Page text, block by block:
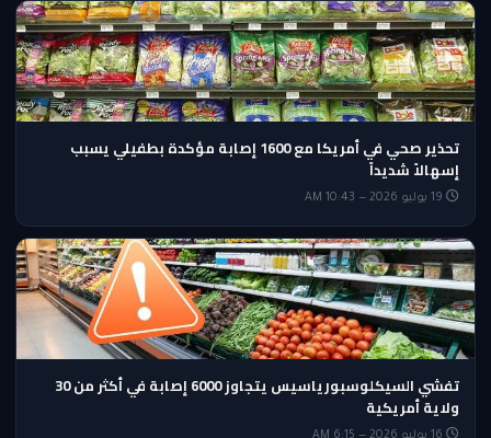
تحذير صحي في أمريكا مع 1600 إصابة مؤكدة بطفيلي يسبب
إسهالاً شديداً
تفشي السيكلوسبورياسيس يتجاوز 6000 إصابة في أكثر من 30
ولاية أمريكية